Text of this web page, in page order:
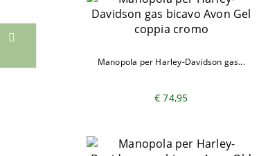
Manopola per Harley-Davidson gas...
€ 74,95